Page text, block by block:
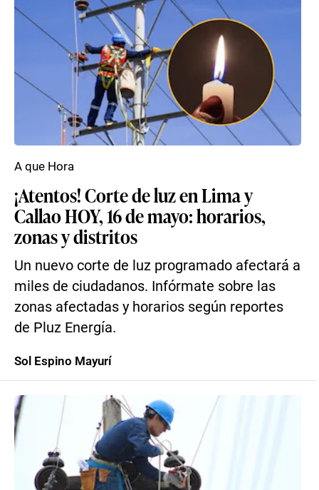
¡Atentos! Corte de luz en Lima y
Callao HOY, 16 de mayo: horarios,
zonas y distritos
Un nuevo corte de luz programado afectará a
miles de ciudadanos. Infórmate sobre las
zonas afectadas y horarios según reportes
de Pluz Energía.
A que Hora
Sol Espino Mayurí